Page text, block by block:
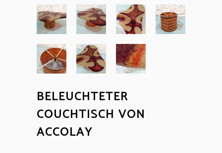
BELEUCHTETER
COUCHTISCH VON
ACCOLAY